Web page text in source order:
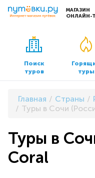
МАГАЗИН
ОНЛАЙН-
Сервисы
Бронирование отелей
Трансфер
Поиск
туров
туры
Главная Страны
Туры в Сочи
Туры в
Coral